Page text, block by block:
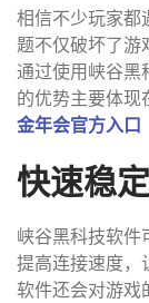
相信不少玩家都
题不仅破坏了游
通过使用峡谷黑
的优势主要体现
金年会官方入口
快速稳
峡谷黑科技软件
提高连接速度，
软件还会对游戏